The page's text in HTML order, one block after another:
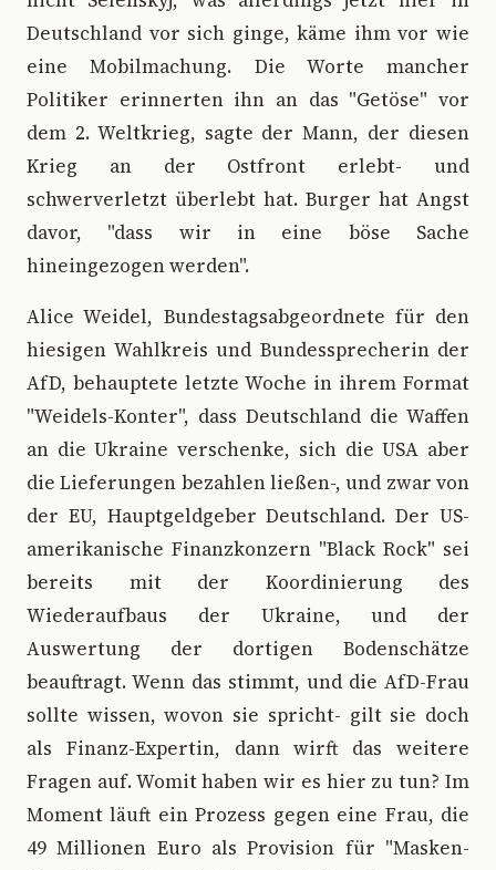
Deutschland vor sich ginge, käme ihm vor wie
eine Mobilmachung. Die Worte mancher
Politiker erinnerten ihn an das "Getöse" vor
dem 2. Weltkrieg, sagte der Mann, der diesen
Krieg an der Ostfront erlebt- und
schwerverletzt überlebt hat. Burger hat Angst
davor, "dass wir in eine böse Sache
hineingezogen werden".
Alice Weidel, Bundestagsabgeordnete für den
hiesigen Wahlkreis und Bundessprecherin der
AfD, behauptete letzte Woche in ihrem Format
"Weidels-Konter", dass Deutschland die Waffen
an die Ukraine verschenke, sich die USA aber
die Lieferungen bezahlen ließen-, und zwar von
der EU, Hauptgeldgeber Deutschland. Der US-
amerikanische Finanzkonzern "Black Rock" sei
bereits mit der Koordinierung des
Wiederaufbaus der Ukraine, und der
Auswertung der dortigen Bodenschätze
beauftragt. Wenn das stimmt, und die AfD-Frau
sollte wissen, wovon sie spricht- gilt sie doch
als Finanz-Expertin, dann wirft das weitere
Fragen auf. Womit haben wir es hier zu tun? Im
Moment läuft ein Prozess gegen eine Frau, die
49 Millionen Euro als Provision für "Masken-